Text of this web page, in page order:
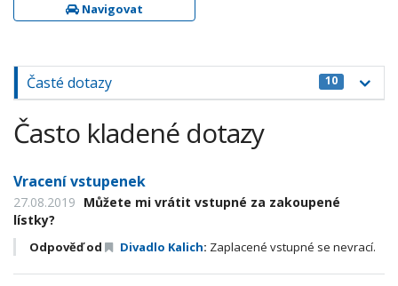
Navigovat
Časté dotazy 10
Často kladené dotazy
Vracení vstupenek
27.08.2019 Můžete mi vrátit vstupné za zakoupené
lístky?
Odpověď od Divadlo Kalich: Zaplacené vstupné se nevrací.